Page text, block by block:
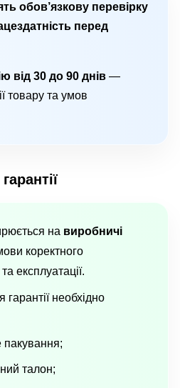
обов’язкову перевірку
перед
від 30 до 90 днів —
товару та умов
на виробничі
коректного
експлуатації.
необхідно
талон;